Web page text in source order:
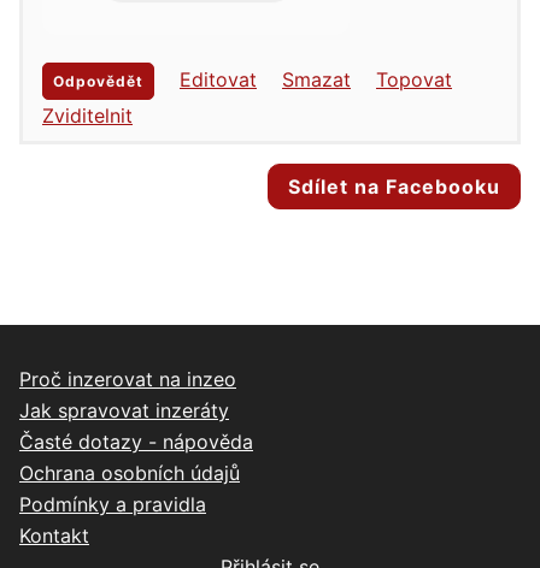
Odpovědět Editovat Smazat
Topovat
Zviditelnit
Sdílet na Facebooku
Proč inzerovat na inzeo
Jak spravovat inzeráty
Časté dotazy - nápověda
Ochrana osobních údajů
Podmínky a pravidla
Kontakt